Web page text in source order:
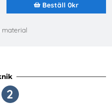
Beställ 0kr
material
2